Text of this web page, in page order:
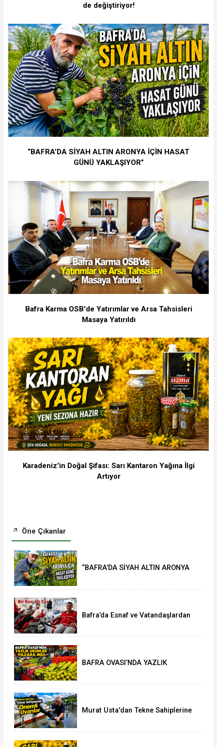
de değiştiriyor!
“BAFRA’DA SİYAH ALTIN ARONYA İÇİN HASAT
GÜNÜ YAKLAŞIYOR”
Bafra Karma OSB'de Yatırımlar ve Arsa Tahsisleri
Masaya Yatırıldı
Karadeniz'in Doğal Şifası: Sarı Kantaron Yağına İlgi
Artıyor
Öne Çıkanlar
“BAFRA’DA SİYAH ALTIN ARONYA
Bafra’da Esnaf ve Vatandaşlardan
BAFRA OVASI’NDA YAZLIK
Murat Usta'dan Tekne Sahiplerine